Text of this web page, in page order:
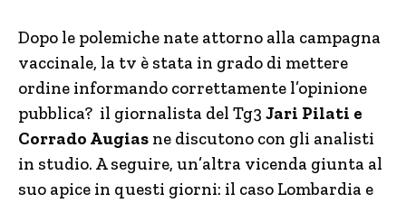
Dopo le polemiche nate attorno alla campagna
vaccinale, la tv è stata in grado di mettere
ordine informando correttamente l’opinione
pubblica? il giornalista del Tg3 Jari Pilati e
Corrado Augias ne discutono con gli analisti
in studio. A seguire, un’altra vicenda giunta al
suo apice in questi giorni: il caso Lombardia e